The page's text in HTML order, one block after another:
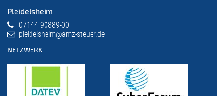
Pleidelsheim
07144 90889-00
pleidelsheim@amz-steuer.de
NETZWERK